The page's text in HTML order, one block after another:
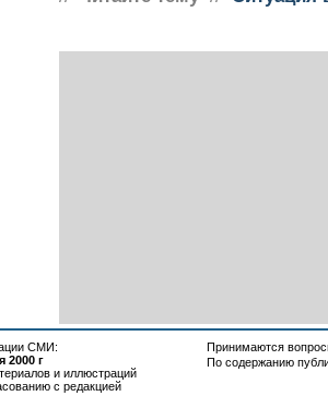
СМИ:
2000 г
и иллюстраций
с редакцией
Принимаются
По содержанию